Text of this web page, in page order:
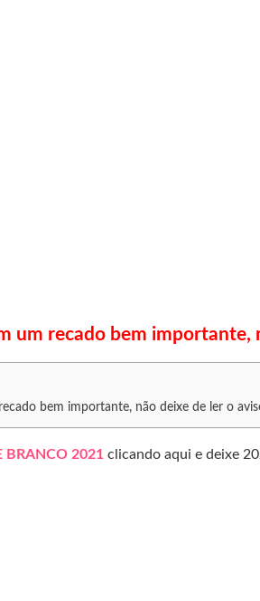
um recado bem importante,
bem importante, não deixe de ler o
BRANCO 2021 clicando aqui e deixe